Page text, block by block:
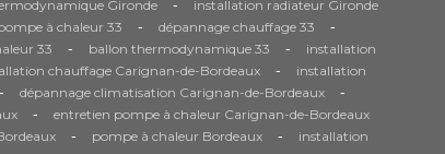
Gironde installation radiateur Gironde
à chaleur 33 - dépannage chauffage 33 -
33 - ballon thermodynamique 33 -
installation
chauffage Carignan-de-Bordeaux -
installation
- dépannage climatisation Carignan-de-Bordeaux -
- entretien pompe à chaleur Carignan-de-Bordeaux
- pompe à chaleur Bordeaux -
installation